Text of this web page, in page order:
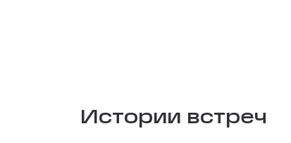
Истории встреч